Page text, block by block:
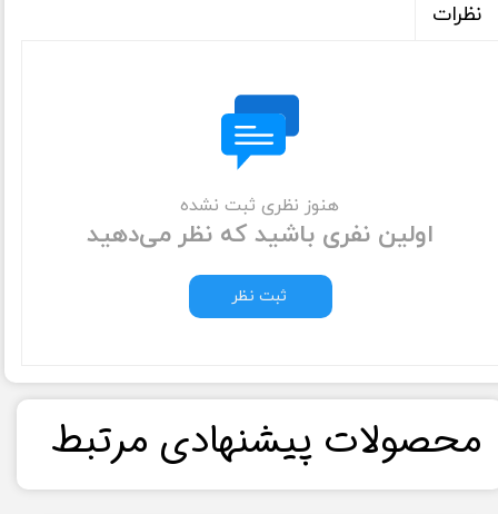
نظرات
هنوز نظری ثبت نشده
اولین نفری باشید که نظر می‌دهید
ثبت نظر
​محصولات پیشنهادی مرتبط​​​​​​​